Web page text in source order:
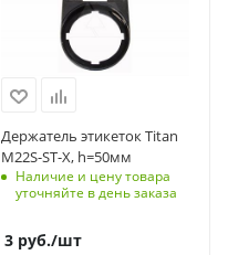
Срок поставки под
6-8 недель
Количество в упаковке
Единицы измерения
шт
Держатель этикеток Titan
M22S-ST-X, h=50мм
Наличие и цену товара
уточняйте в день заказа
3руб./шт